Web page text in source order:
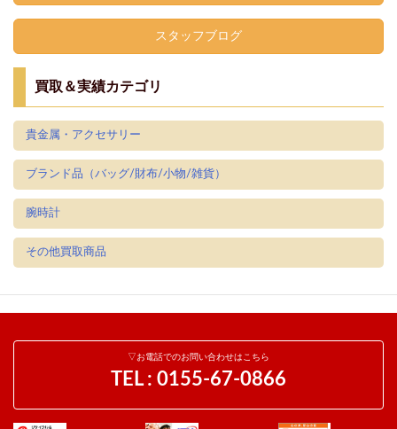
スタッフブログ
買取＆実績カテゴリ
貴金属・アクセサリー
ブランド品（バッグ/財布/小物/雑貨）
腕時計
その他買取商品
▽お電話でのお問い合わせはこちら
TEL : 0155-67-0866